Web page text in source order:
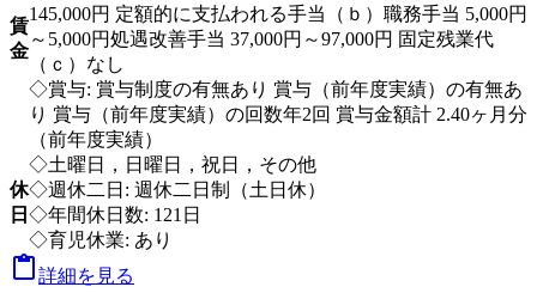
賃
金
145,000円 定額的に支払われる手当（ｂ）職務手当 5,000円
～5,000円処遇改善手当 37,000円～97,000円 固定残業代
（ｃ）なし
◇賞与: 賞与制度の有無あり 賞与（前年度実績）の有無あ
り 賞与（前年度実績）の回数年2回 賞与金額計 2.40ヶ月分
（前年度実績）
休
日
◇土曜日，日曜日，祝日，その他
◇週休二日: 週休二日制（土日休）
◇年間休日数: 121日
◇育児休業: あり
詳細を見る